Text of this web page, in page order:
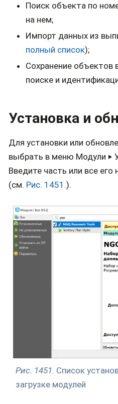
Поиск объекта по
на нем;
Импорт данных из
полный список);
Сохранение объектов
поиске и
Установка и
Для установки или
выбрать в меню Модули ‣
Введите часть или все его
(см. Рис. 1451.).
Рис. 1451. Список
загрузке модулей